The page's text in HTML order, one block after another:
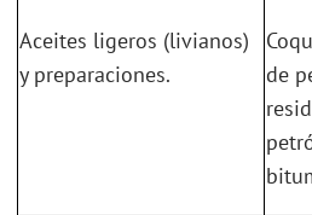
Aceites ligeros (livianos)
y preparaciones.
de